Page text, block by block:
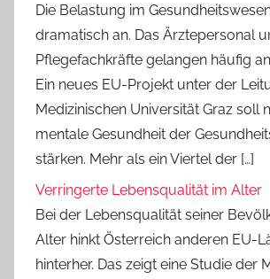
Die Belastung im
dramatisch an. Das Ärztepersonal
Pflegefachkräfte gelangen häufig
Ein neues EU-Projekt unter der
Medizinischen Universität Graz soll
mentale Gesundheit der
stärken. Mehr als ein Viertel der […]
Verringerte Lebensqualität im Alter
Bei der Lebensqualität seiner
Alter hinkt Österreich anderen EU-
hinterher. Das zeigt eine Studie der